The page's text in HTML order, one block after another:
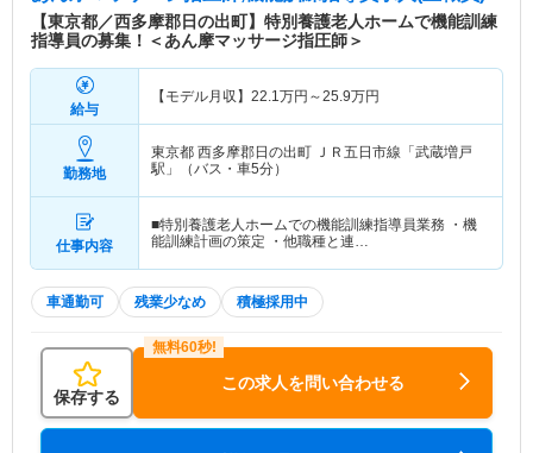
【東京都／西多摩郡日の出町】特別養護老人ホームで機能訓練
指導員の募集！＜あん摩マッサージ指圧師＞
給与
【モデル月収】 22.1万円～25.9万円
勤務地
東京都 西多摩郡日の出町 ＪＲ五日市線「武蔵増戸
駅」（バス・車5分）
仕事内容
■特別養護老人ホームでの機能訓練指導員業務 ・機
能訓練計画の策定 ・他職種と連…
車通勤可 残業少なめ 積極採用中
保存する
この求人を問い合わせる